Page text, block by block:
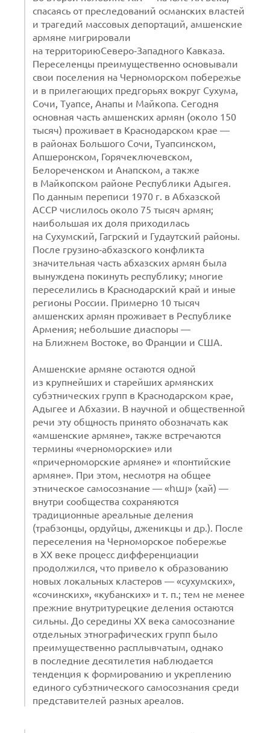
спасаясь от преследований османских властей
и трагедий массовых депортаций, амшенские
армяне мигрировали
на территориюСеверо‑Западного Кавказа.
Переселенцы преимущественно основывали
свои поселения на Черноморском побережье
и в прилегающих предгорьях вокруг Сухума,
Сочи, Туапсе, Анапы и Майкопа. Сегодня
основная часть амшенских армян (около 150
тысяч) проживает в Краснодарском крае —
в районах Большого Сочи, Туапсинском,
Апшеронском, Горячеключевском,
Белореченском и Анапском, а также
в Майкопском районе Республики Адыгея.
По данным переписи 1970 г. в Абхазской
АССР числилось около 75 тысяч армян;
наибольшая их доля приходилась
на Сухумский, Гагрский и Гудаутский районы.
После грузино‑абхазского конфликта
значительная часть абхазских армян была
вынуждена покинуть республику; многие
переселились в Краснодарский край и иные
регионы России. Примерно 10 тысяч
амшенских армян проживает в Республике
Армения; небольшие диаспоры —
на Ближнем Востоке, во Франции и США.
Амшенские армяне остаются одной
из крупнейших и старейших армянских
субэтнических групп в Краснодарском крае,
Адыгее и Абхазии. В научной и общественной
речи эту общность принято обозначать как
«амшенские армяне», также встречаются
термины «черноморские» или
«причерноморские армяне» и «понтийские
армяне». При этом, несмотря на общее
этническое самосознание — «հայ» (хай) —
внутри сообщества сохраняются
традиционные ареальные деления
(трабзонцы, ордуйцы, дженикцы и др.). После
переселения на Черноморское побережье
в XX веке процесс дифференциации
продолжился, что привело к образованию
новых локальных кластеров — «сухумских»,
«сочинских», «кубанских» и т. п.; тем не менее
прежние внутритурецкие деления остаются
сильны. До середины XX века самосознание
отдельных этнографических групп было
преимущественно расплывчатым, однако
в последние десятилетия наблюдается
тенденция к формированию и укреплению
единого субэтнического самосознания среди
представителей разных ареалов.